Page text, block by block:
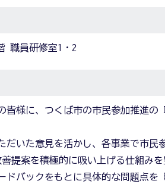
職員研修室1・2
皆様に、つくば市の市民参加推進の
だいた意見を活かし、各事業で市民
案を積極的に吸い上げる仕組みを
ドバックをもとに具体的な問題点を